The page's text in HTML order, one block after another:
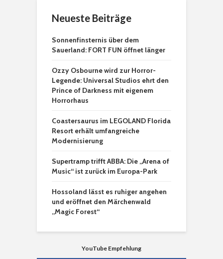
Neueste Beiträge
Sonnenfinsternis über dem
Sauerland: FORT FUN öffnet länger
Ozzy Osbourne wird zur Horror-
Legende: Universal Studios ehrt den
Prince of Darkness mit eigenem
Horrorhaus
Coastersaurus im LEGOLAND Florida
Resort erhält umfangreiche
Modernisierung
Supertramp trifft ABBA: Die „Arena of
Music“ ist zurück im Europa-Park
Hossoland lässt es ruhiger angehen
und eröffnet den Märchenwald
„Magic Forest“
YouTube Empfehlung